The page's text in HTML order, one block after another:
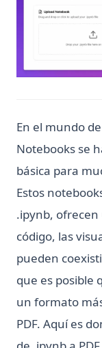
En el mundo
Notebooks se
básica para
Estos
.ipynb,
código, las
pueden
que es posible
un formato
PDF. Aquí es